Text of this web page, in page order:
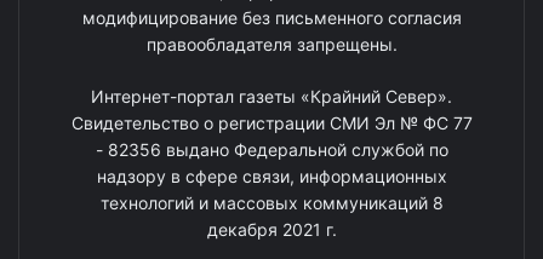
модифицирование без письменного согласия
правообладателя запрещены.
Интернет-портал газеты «Крайний Север».
Свидетельство о регистрации СМИ Эл № ФС 77
- 82356 выдано Федеральной службой по
надзору в сфере связи, информационных
технологий и массовых коммуникаций 8
декабря 2021 г.